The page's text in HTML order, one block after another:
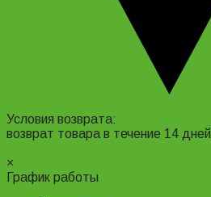
Условия возврата:
возврат товара в течение 14 дней
×
График работы